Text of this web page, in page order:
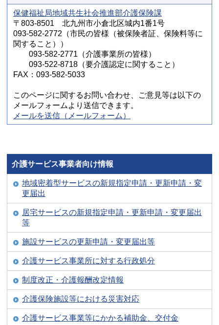
保健福祉局地域共生社会推進部介護保険課
〒803-8501 北九州市小倉北区城内1番1号
093-582-2772（市民の皆様（被保険者証、保険料等に
関すること））
093-582-2771（介護事業所の皆様）
093-522-8718（要介護認定に関すること）
FAX：093-582-5033
このページに関するお問い合わせ、ご意見等は以下の
メールフォームより送信できます。
メールを送信（メールフォーム）
介護サービス事業者向け情報
地域密着型サービスの新規指定申請・更新申請・変
更届出
居宅サービスの新規指定申請・更新申請・変更届出
等
施設サービスの更新申請・変更届出等
介護サービス事業所に対する行政処分
制度改正・介護報酬改定情報
介護保険施設等における災害対応
介護サービス事業等にかかる補助金、交付金